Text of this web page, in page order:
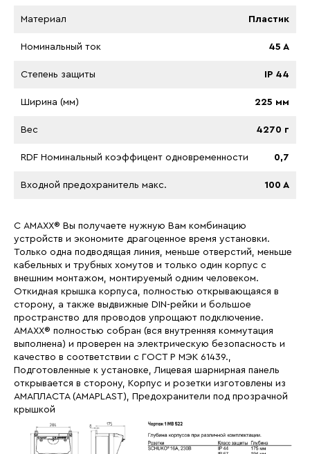
Материал Пластик
Номинальный ток 45 A
Степень защиты IP 44
Ширина (мм) 225 мм
Вес 4270 г
RDF Номинальный коэффицент одновременности 0,7
Входной предохранитель макс. 100 A
С AMAXX® Вы получаете нужную Вам комбинацию
устройств и экономите драгоценное время установки.
Только одна подводящая линия, меньше отверстий, меньше
кабельных и трубных хомутов и только один корпус с
внешним монтажом, монтируемый одним человеком.
Откидная крышка корпуса, полностью открывающаяся в
сторону, а также выдвижные DIN-рейки и большое
пространство для проводов упрощают подключение.
AMAXX® полностью собран (вся внутренняя коммутация
выполнена) и проверен на электрическую безопасность и
качество в соответствии с ГОСТ Р МЭК 61439.,
Подготовленные к устaновке, Лицевая шaрнирная пaнель
открывается в сторону, Корпус и розетки изготовлены из
АМАПЛАСТА (AMAPLAST), Предохранители под прозрачной
крышкой